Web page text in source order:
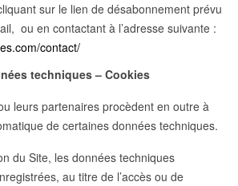
sur le lien de désabonnement prévu
ou en contactant à l’adresse suivante :
contact/
techniques – Cookies
leurs partenaires procèdent en outre à
de certaines données techniques.
du Site, les données techniques
au titre de l’accès ou de